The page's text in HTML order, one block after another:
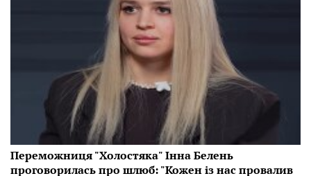
Переможниця "Холостяка" Інна Белень
проговорилась про шлюб: "Кожен із нас провалив